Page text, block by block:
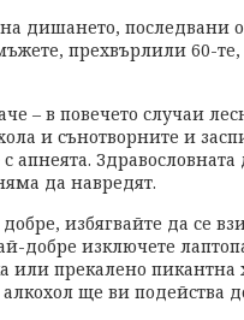
дишането, последвани
прехвърлили 60-
– в повечето случаи
и сънотворните и
апнеята.
да навредят.
избягвайте да се
добре изключете
или прекалено пикантна
ще ви подейства